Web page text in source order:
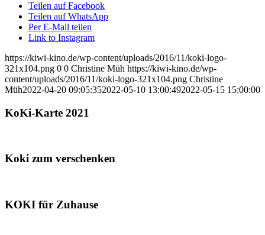
Teilen auf Facebook
Teilen auf WhatsApp
Per E-Mail teilen
Link to Instagram
https://kiwi-kino.de/wp-content/uploads/2016/11/koki-logo-
321x104.png 0 0 Christine Müh https://kiwi-kino.de/wp-
content/uploads/2016/11/koki-logo-321x104.png Christine
Müh2022-04-20 09:05:352022-05-10 13:00:492022-05-15 15:00:00
KoKi-Karte 2021
Koki zum verschenken
KOKI für Zuhause